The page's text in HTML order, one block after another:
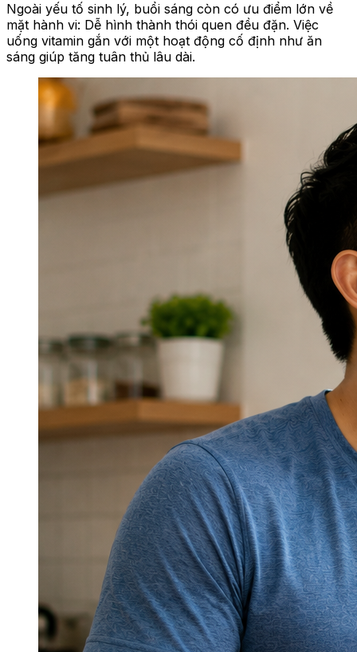
Ngoài yếu tố sinh lý, buổi sáng còn có ưu điểm lớn về
mặt hành vi: Dễ hình thành thói quen đều đặn. Việc
uống vitamin gắn với một hoạt động cố định như ăn
sáng giúp tăng tuân thủ lâu dài.